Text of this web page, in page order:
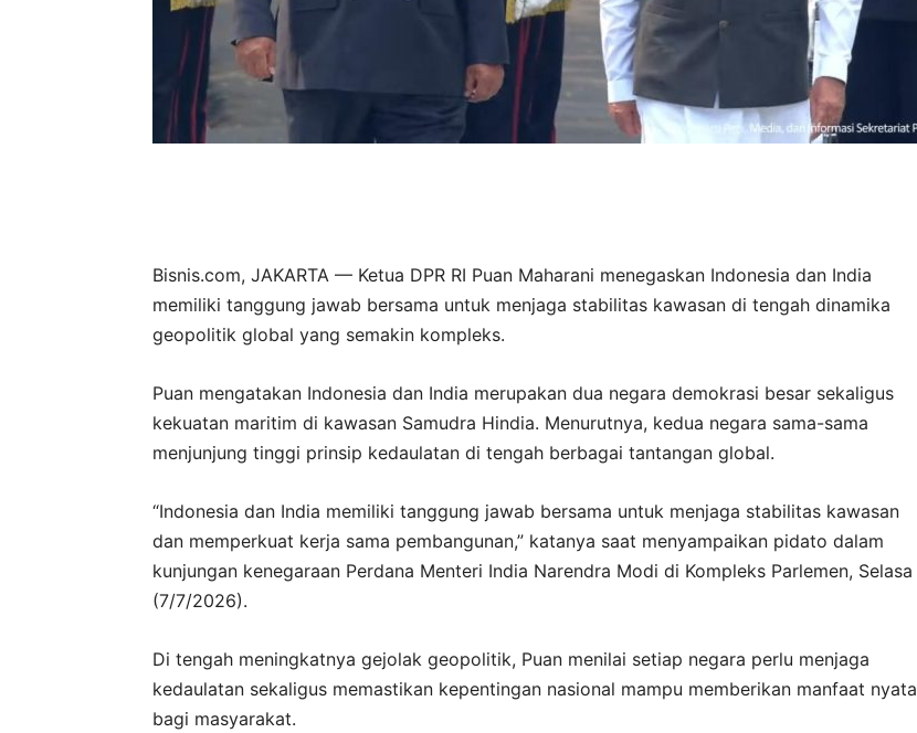
Bisnis.com, JAKARTA — Ketua DPR RI Puan Maharani menegaskan Indonesia dan India
memiliki tanggung jawab bersama untuk menjaga stabilitas kawasan di tengah dinamika
geopolitik global yang semakin kompleks.
Puan mengatakan Indonesia dan India merupakan dua negara demokrasi besar sekaligus
kekuatan maritim di kawasan Samudra Hindia. Menurutnya, kedua negara sama-sama
menjunjung tinggi prinsip kedaulatan di tengah berbagai tantangan global.
“Indonesia dan India memiliki tanggung jawab bersama untuk menjaga stabilitas kawasan
dan memperkuat kerja sama pembangunan,” katanya saat menyampaikan pidato dalam
kunjungan kenegaraan Perdana Menteri India Narendra Modi di Kompleks Parlemen, Selasa
(7/7/2026).
Di tengah meningkatnya gejolak geopolitik, Puan menilai setiap negara perlu menjaga
kedaulatan sekaligus memastikan kepentingan nasional mampu memberikan manfaat nyata
bagi masyarakat.